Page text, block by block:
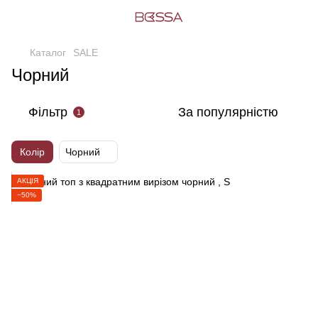
Каталог SALE
Чорний
Фільтр 1 За популярністю
Колір Чорний
АКЦІЯ
−50%